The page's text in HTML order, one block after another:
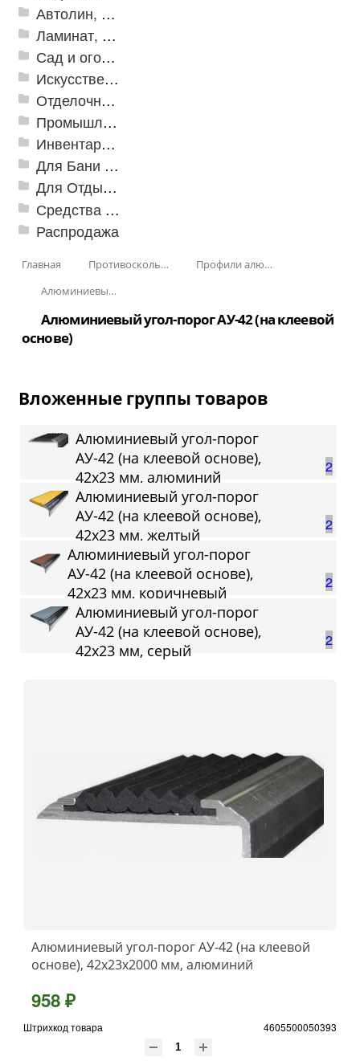
Автолин, Транслин, Линолеум
Ламинат, Кварцвиниловая плитка SPC
Сад и огород
Искусственная трава
Отделочные профили
Промышленный текстиль
Инвентарь для клининга
Для Бани и Сауны
Для Отдыха и Пикника
Средства от насекомых и садовых вредителей
Распродажа
Главная Противоскользящая защита для лестниц, профили, ленты
Профили алюминиевые с резиновой вставкой
Алюминиевый угол-порог с резиновой вставкой
Алюминиевый угол-порог АУ-42 (на клеевой
основе)
Вложенные группы товаров
2
Алюминиевый угол-порог
АУ-42 (на клеевой основе),
42x23 мм, алюминий
2
Алюминиевый угол-порог
АУ-42 (на клеевой основе),
42x23 мм, желтый
2
Алюминиевый угол-порог
АУ-42 (на клеевой основе),
42x23 мм, коричневый
2
Алюминиевый угол-порог
АУ-42 (на клеевой основе),
42x23 мм, серый
Алюминиевый угол-порог АУ-42 (на клеевой
основе), 42x23x2000 мм, алюминий
958 ₽
Штрихкод товара 4605500050393